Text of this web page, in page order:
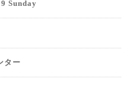
Sunday
ター